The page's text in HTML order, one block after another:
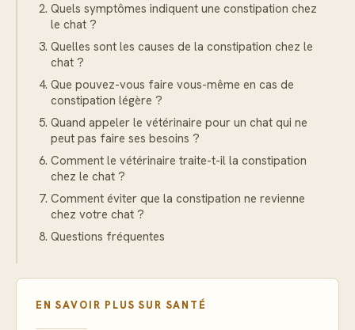
Quels symptômes indiquent une constipation chez
le chat ?
Quelles sont les causes de la constipation chez le
chat ?
Que pouvez-vous faire vous-même en cas de
constipation légère ?
Quand appeler le vétérinaire pour un chat qui ne
peut pas faire ses besoins ?
Comment le vétérinaire traite-t-il la constipation
chez le chat ?
Comment éviter que la constipation ne revienne
chez votre chat ?
Questions fréquentes
EN SAVOIR PLUS SUR SANTÉ